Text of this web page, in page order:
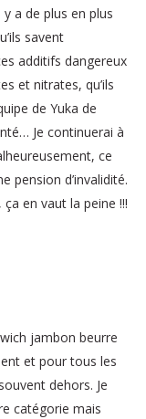
a de plus en plus
savent
additifs dangereux
et nitrates, qu’ils
de Yuka de
Je continuerai à
ce
pension d’invalidité.
en vaut la peine !!!
jambon beurre
et pour tous les
dehors. Je
catégorie mais